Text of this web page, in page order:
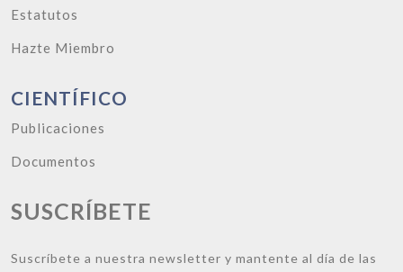
Estatutos
Hazte Miembro
CIENTÍFICO
Publicaciones
Documentos
SUSCRÍBETE
Suscríbete a nuestra newsletter y mantente al día de las